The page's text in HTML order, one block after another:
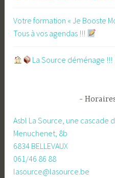
Votre formation « Je Booste
Tous à vos agendas !!!
​La Source déménage !!!
Asbl La Source, une cascade
Menuchenet, 8b
6834 BELLEVAUX
061/46 86 88
lasource@lasource.be